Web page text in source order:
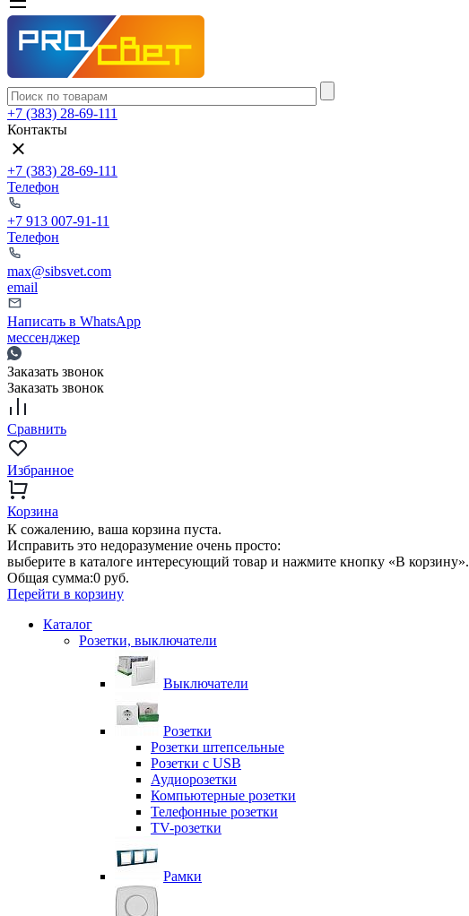
+7 (383) 28-69-111
Контакты
+7 (383) 28-69-111
Телефон
+7 913 007-91-11
Телефон
max@sibsvet.com
email
Написать в WhatsApp
мессенджер
Заказать звонок
Заказать звонок
Сравнить
Избранное
Корзина
К сожалению, ваша корзина пуста.
Исправить это недоразумение очень просто:
выберите в каталоге интересующий товар и нажмите кнопку «В корзину».
Общая сумма:0 руб.
Перейти в корзину
Каталог
Розетки, выключатели
Выключатели
Розетки
Розетки штепсельные
Розетки с USB
Аудиорозетки
Компьютерные розетки
Телефонные розетки
TV-розетки
Рамки